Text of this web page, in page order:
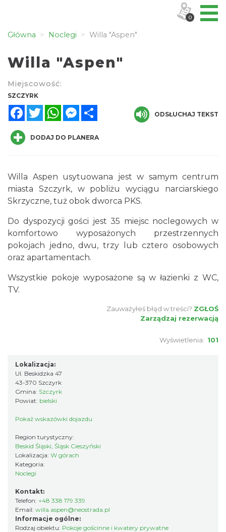
Główna Noclegi Willa "Aspen"
Willa "Aspen"
Miejscowość:
SZCZYRK
FacebookTwitterWhatsAppMessenger
ODSŁUCHAJ TEKST
DODAJ DO PLANERA
Willa Aspen usytuowana jest w samym centrum
miasta Szczyrk, w pobliżu wyciągu narciarskiego
Skrzyczne, tuż obok dworca PKS.
Do dyspozycji gości jest 35 miejsc noclegowych w
komfortowo wyposażonych przestrzennych
pokojach jedno, dwu, trzy lub cztero osobowych
oraz apartamentach.
Wszystkie pokoje wyposażone są w łazienki z WC,
TV.
Zauważyłeś błąd w treści? ZGŁOŚ
Zarządzaj rezerwacją
Wyświetlenia: 101
Lokalizacja:
Ul. Beskidzka 47
43-370 Szczyrk
Gmina: Szczyrk
Powiat: bielski
Pokaż wskazówki dojazdu
Region turystyczny:
Beskid Śląski, Śląsk Cieszyński
Lokalizacja: W górach
Kategoria:
Noclegi
Kontakt:
Telefon: +48 338 179 339
Email: willa.aspen@neostrada.pl
Informacje ogólne:
Rodzaj obiektu: Pokoje gościnne i kwatery prywatne
0